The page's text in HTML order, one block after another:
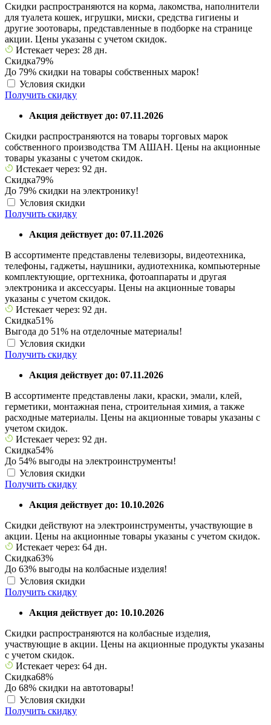
Скидки распространяются на корма, лакомства, наполнители
для туалета кошек, игрушки, миски, средства гигиены и
другие зоотовары, представленные в подборке на странице
акции. Цены указаны с учетом скидок.
Истекает через: 28 дн.
Скидка79%
До 79% скидки на товары собственных марок!
Условия скидки
Получить скидку
Акция действует до: 07.11.2026
Скидки распространяются на товары торговых марок
собственного производства ТМ АШАН. Цены на акционные
товары указаны с учетом скидок.
Истекает через: 92 дн.
Скидка79%
До 79% скидки на электронику!
Условия скидки
Получить скидку
Акция действует до: 07.11.2026
В ассортименте представлены телевизоры, видеотехника,
телефоны, гаджеты, наушники, аудиотехника, компьютерные
комплектующие, оргтехника, фотоаппараты и другая
электроника и аксессуары. Цены на акционные товары
указаны с учетом скидок.
Истекает через: 92 дн.
Скидка51%
Выгода до 51% на отделочные материалы!
Условия скидки
Получить скидку
Акция действует до: 07.11.2026
В ассортименте представлены лаки, краски, эмали, клей,
герметики, монтажная пена, строительная химия, а также
расходные материалы. Цены на акционные товары указаны с
учетом скидок.
Истекает через: 92 дн.
Скидка54%
До 54% выгоды на электроинструменты!
Условия скидки
Получить скидку
Акция действует до: 10.10.2026
Скидки действуют на электроинструменты, участвующие в
акции. Цены на акционные товары указаны с учетом скидок.
Истекает через: 64 дн.
Скидка63%
До 63% выгоды на колбасные изделия!
Условия скидки
Получить скидку
Акция действует до: 10.10.2026
Скидки распространяются на колбасные изделия,
участвующие в акции. Цены на акционные продукты указаны
с учетом скидок.
Истекает через: 64 дн.
Скидка68%
До 68% скидки на автотовары!
Условия скидки
Получить скидку